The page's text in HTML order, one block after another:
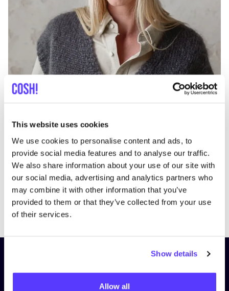
This website uses cookies
We use cookies to personalise content and ads, to
provide social media features and to analyse our traffic.
We also share information about your use of our site with
our social media, advertising and analytics partners who
may combine it with other information that you’ve
provided to them or that they’ve collected from your use
of their services.
Show details
Allow all
PreviousNext
Schrijf je in op onze nieuwsbrief
en blijf op de hoogte!